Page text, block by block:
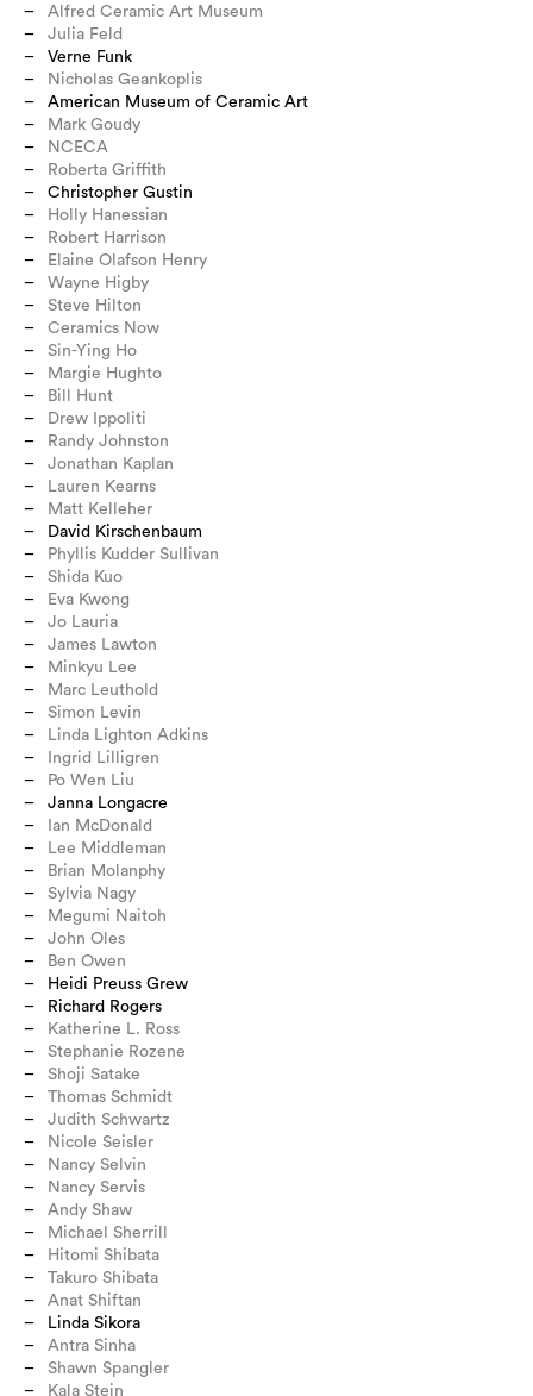
Alfred Ceramic Art Museum
Julia Feld
Verne Funk
Nicholas Geankoplis
American Museum of Ceramic Art
Mark Goudy
NCECA
Roberta Griffith
Christopher Gustin
Holly Hanessian
Robert Harrison
Elaine Olafson Henry
Wayne Higby
Steve Hilton
Ceramics Now
Sin-Ying Ho
Margie Hughto
Bill Hunt
Drew Ippoliti
Randy Johnston
Jonathan Kaplan
Lauren Kearns
Matt Kelleher
David Kirschenbaum
Phyllis Kudder Sullivan
Shida Kuo
Eva Kwong
Jo Lauria
James Lawton
Minkyu Lee
Marc Leuthold
Simon Levin
Linda Lighton Adkins
Ingrid Lilligren
Po Wen Liu
Janna Longacre
Ian McDonald
Lee Middleman
Brian Molanphy
Sylvia Nagy
Megumi Naitoh
John Oles
Ben Owen
Heidi Preuss Grew
Richard Rogers
Katherine L. Ross
Stephanie Rozene
Shoji Satake
Thomas Schmidt
Judith Schwartz
Nicole Seisler
Nancy Selvin
Nancy Servis
Andy Shaw
Michael Sherrill
Hitomi Shibata
Takuro Shibata
Anat Shiftan
Linda Sikora
Antra Sinha
Shawn Spangler
Kala Stein